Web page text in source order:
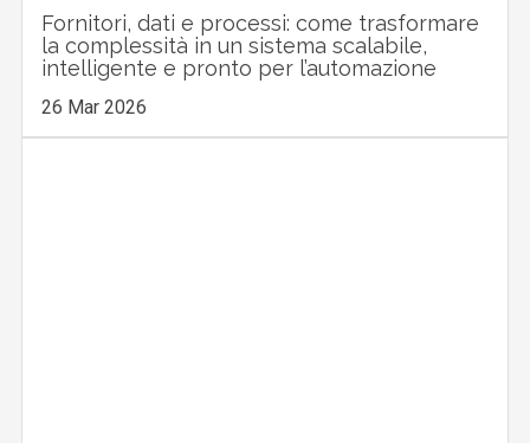
Fornitori, dati e processi: come trasformare
la complessità in un sistema scalabile,
intelligente e pronto per l’automazione
26 Mar 2026